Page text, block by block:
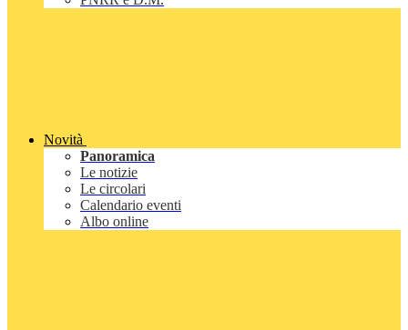
Novità
Panoramica
Le notizie
Le circolari
Calendario eventi
Albo online